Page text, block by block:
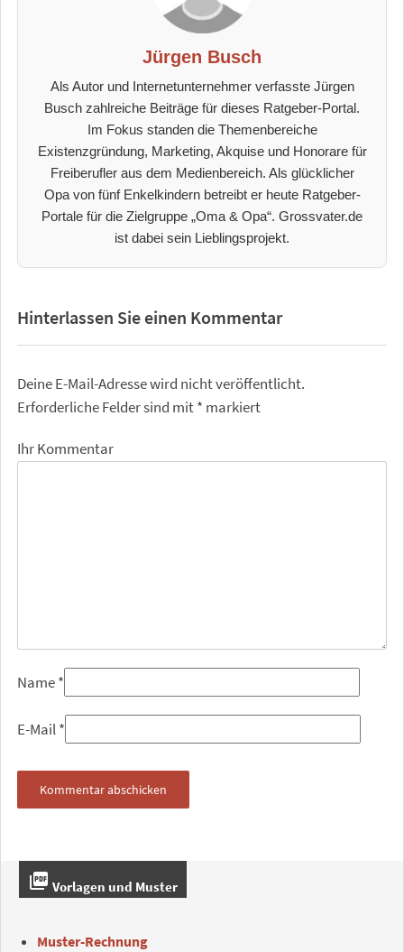
Jürgen Busch
Als Autor und Internetunternehmer verfasste Jürgen
Busch zahlreiche Beiträge für dieses Ratgeber-Portal.
Im Fokus standen die Themenbereiche
Existenzgründung, Marketing, Akquise und Honorare für
Freiberufler aus dem Medienbereich. Als glücklicher
Opa von fünf Enkelkindern betreibt er heute Ratgeber-
Portale für die Zielgruppe „Oma & Opa“. Grossvater.de
ist dabei sein Lieblingsprojekt.
Hinterlassen Sie einen Kommentar
Deine E-Mail-Adresse wird nicht veröffentlicht.
Erforderliche Felder sind mit* markiert
Ihr Kommentar
Name*
E-Mail*
picture_as_pdf Vorlagen und Muster
Muster-Rechnung